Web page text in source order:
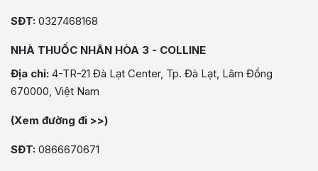
SĐT: 0327468168
NHÀ THUỐC NHÂN HÒA 3 - COLLINE
Địa chỉ: 4-TR-21 Đà Lạt Center, Tp. Đà Lạt, Lâm Đồng
670000, Việt Nam
(Xem đường đi >>)
SĐT: 0866670671